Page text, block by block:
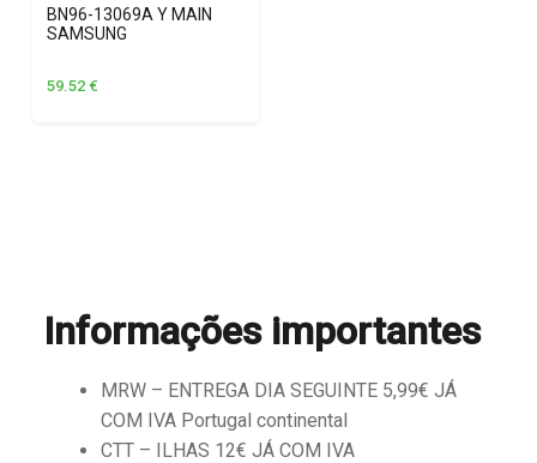
BN96-13069A Y MAIN
SAMSUNG
59.52 €
Informações importantes
MRW – ENTREGA DIA SEGUINTE 5,99€ JÁ
COM IVA Portugal continental
CTT – ILHAS 12€ JÁ COM IVA